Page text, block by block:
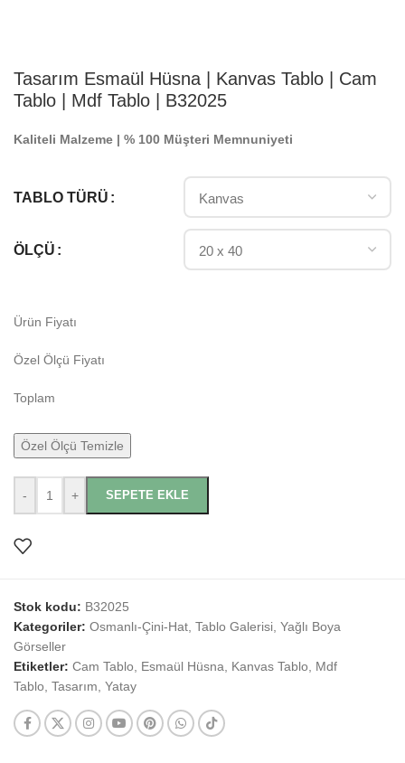
Tasarım Esmaül Hüsna | Kanvas Tablo | Cam
Tablo | Mdf Tablo | B32025
Kaliteli Malzeme | % 100 Müşteri Memnuniyeti
TABLO TÜRÜ
ÖLÇÜ
Ürün Fiyatı
Özel Ölçü Fiyatı
Toplam
Özel Ölçü Temizle
- + SEPETE EKLE
Stok kodu: B32025
Kategoriler: Osmanlı-Çini-Hat, Tablo Galerisi, Yağlı Boya
Görseller
Etiketler: Cam Tablo, Esmaül Hüsna, Kanvas Tablo, Mdf
Tablo, Tasarım, Yatay